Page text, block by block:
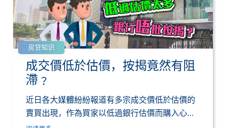
房贷知识
成交價低於估價，按揭竟然有阻
滯﹖
近日各大媒體紛紛報道有多宗成交價低於估價的
賣買出現，作為買家以低過銀行估價而購入心儀
單位，...